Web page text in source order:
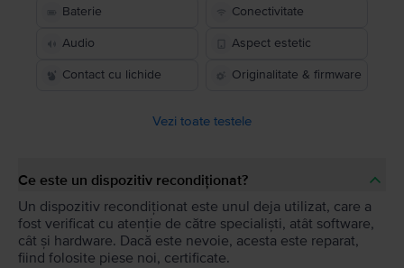
Baterie Conectivitate
Audio Aspect estetic
Contact cu lichide Originalitate & firmware
Vezi toate testele
Ce este un dispozitiv recondiționat?
Un dispozitiv recondiționat este unul deja utilizat, care a
fost verificat cu atenție de către specialiști, atât software,
cât și hardware. Dacă este nevoie, acesta este reparat,
fiind folosite piese noi, certificate.